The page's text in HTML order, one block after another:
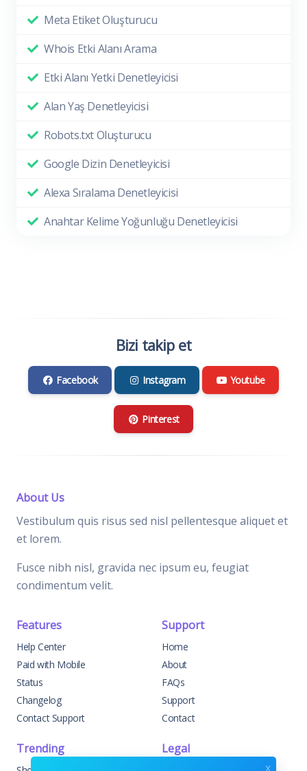
Meta Etiket Oluşturucu
Whois Etki Alanı Arama
Etki Alanı Yetki Denetleyicisi
Alan Yaş Denetleyicisi
Robots.txt Oluşturucu
Google Dizin Denetleyicisi
Alexa Sıralama Denetleyicisi
Anahtar Kelime Yoğunluğu Denetleyicisi
Bizi takip et
Facebook Instagram Youtube
Pinterest
About Us
Vestibulum quis risus sed nisl pellentesque aliquet et
et lorem.
Fusce nibh nisl, gravida nec ipsum eu, feugiat
condimentum velit.
Features
Help Center
Paid with Mobile
Status
Changelog
Contact Support
Support
Home
About
FAQs
Support
Contact
Trending Legal
x